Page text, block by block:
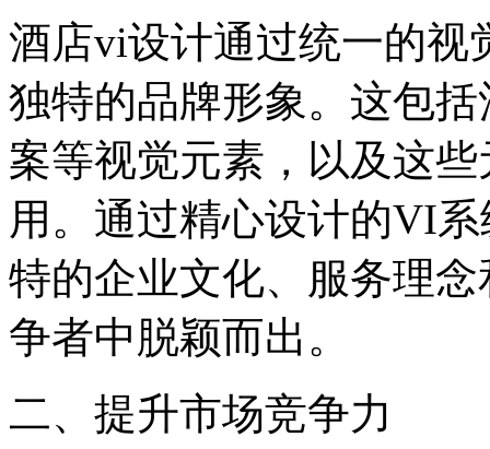
酒店vi设计通过统一的视
独特的品牌形象。这包
案等视觉元素，以及这
用。通过精心设计的VI
特的企业文化、服务理
争者中脱颖而出。
二、提升市场竞争力